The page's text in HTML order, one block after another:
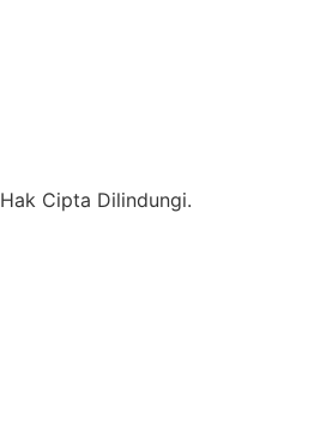
Hak Cipta Dilindungi.